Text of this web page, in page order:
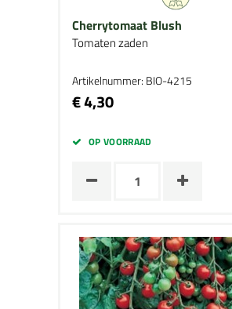
Cherrytomaat Blush
Tomaten zaden
Artikelnummer: BIO-4215
€ 4,30
OP VOORRAAD